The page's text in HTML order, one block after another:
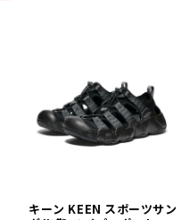
キーン KEEN スポーツサン